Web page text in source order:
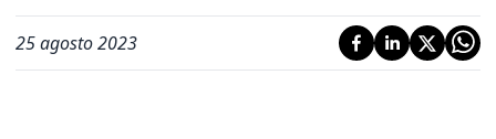
25 agosto 2023